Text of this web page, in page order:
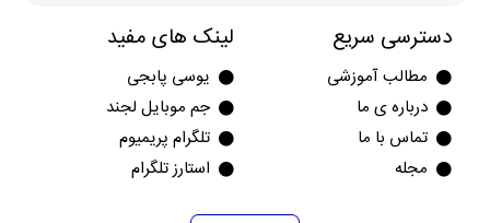
دسترسی سریع
مطالب آموزشی
درباره ی ما
تماس با ما
مجله
لینک های مفید
یوسی پابجی
جم موبایل لجند
تلگرام پریمیوم
استارز تلگرام